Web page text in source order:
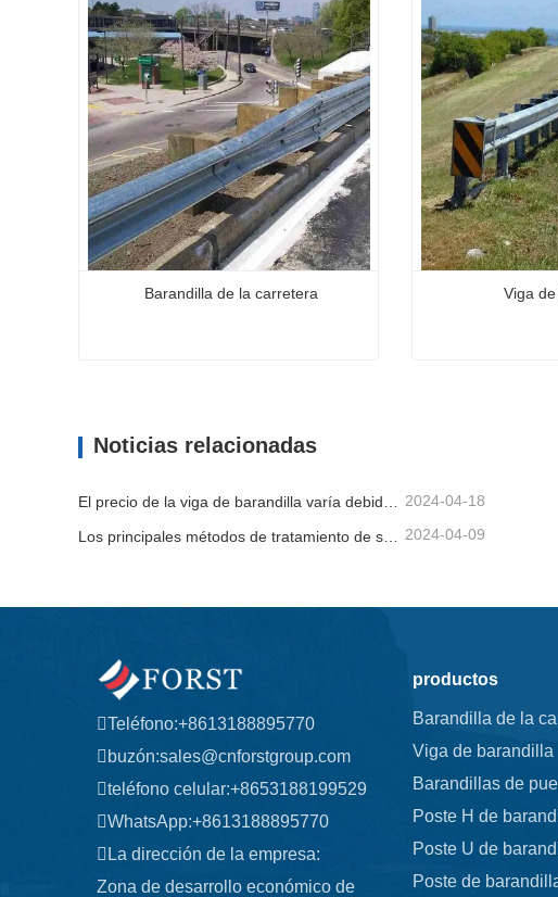
Barandilla de la carretera Viga
Noticias relacionadas
El precio de la viga de barandilla varía debido a varios factores. 2024-04-18
2024-04-09
Teléfono:+8613188895770
buzón:sales@cnforstgroup.com
teléfono celular:+8653188199529
WhatsApp:+8613188895770
La dirección de la empresa:
Zona de desarrollo económico de
productos
Barandilla de la
Viga de barandilla
Barandillas de
Poste H de
Poste U de
Poste de